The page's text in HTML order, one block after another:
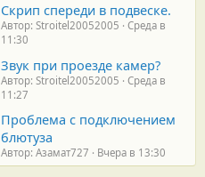
Скрип спереди в подвеске.
Автор: Stroitel20052005
Среда в
11:30
Звук при проезде камер?
Автор: Stroitel20052005
Среда в
11:27
Проблема с подключением
блютуза
Автор: Азамат727 Вчера в 13:30